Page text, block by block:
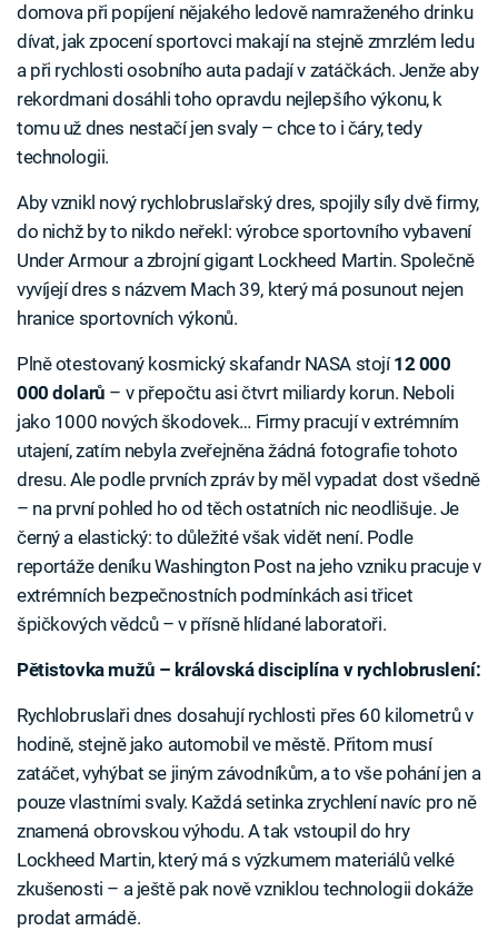
domova při popíjení nějakého ledově namraženého drinku
dívat, jak zpocení sportovci makají na stejně zmrzlém ledu
a při rychlosti osobního auta padají v zatáčkách. Jenže aby
rekordmani dosáhli toho opravdu nejlepšího výkonu, k
tomu už dnes nestačí jen svaly – chce to i čáry, tedy
technologii.
Aby vznikl nový rychlobruslařský dres, spojily síly dvě firmy,
do nichž by to nikdo neřekl: výrobce sportovního vybavení
Under Armour a zbrojní gigant Lockheed Martin. Společně
vyvíjejí dres s názvem Mach 39, který má posunout nejen
hranice sportovních výkonů.
Plně otestovaný kosmický skafandr NASA stojí12 000
000 dolarů – v přepočtu asi čtvrt miliardy korun. Neboli
jako 1000 nových škodovek… Firmy pracují v extrémním
utajení, zatím nebyla zveřejněna žádná fotografie tohoto
dresu. Ale podle prvních zpráv by měl vypadat dost všedně
– na první pohled ho od těch ostatních nic neodlišuje. Je
černý a elastický: to důležité však vidět není. Podle
reportáže deníku Washington Post na jeho vzniku pracuje v
extrémních bezpečnostních podmínkách asi třicet
špičkových vědců – v přísně hlídané laboratoři.
Pětistovka mužů – královská disciplína v rychlobruslení:
Rychlobruslaři dnes dosahují rychlosti přes 60 kilometrů v
hodině, stejně jako automobil ve městě. Přitom musí
zatáčet, vyhýbat se jiným závodníkům, a to vše pohání jen a
pouze vlastními svaly. Každá setinka zrychlení navíc pro ně
znamená obrovskou výhodu. A tak vstoupil do hry
Lockheed Martin, který má s výzkumem materiálů velké
zkušenosti – a ještě pak nově vzniklou technologii dokáže
prodat armádě.